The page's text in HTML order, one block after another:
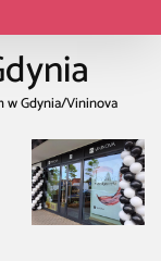
w Gdynia/Vininova